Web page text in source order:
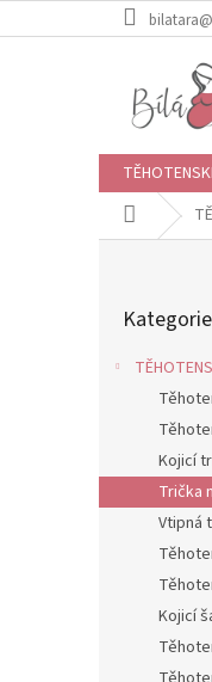
na
Domů
a
kategorie
Kategorie
Kojicí
Trička
Vtipná
Kojicí